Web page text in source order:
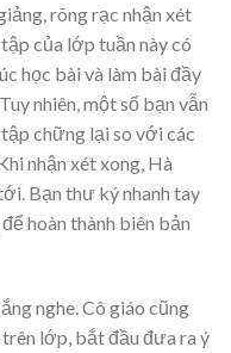
rõng rạc nhận xét
của lớp tuần này có
học bài và làm bài đầy
nhiên, một số bạn vẫn
chững lại so với các
nhận xét xong, Hà
Bạn thư ký nhanh tay
hoàn thành biên bản
nghe. Cô giáo cũng
trên lớp, bắt đầu đưa ra ý